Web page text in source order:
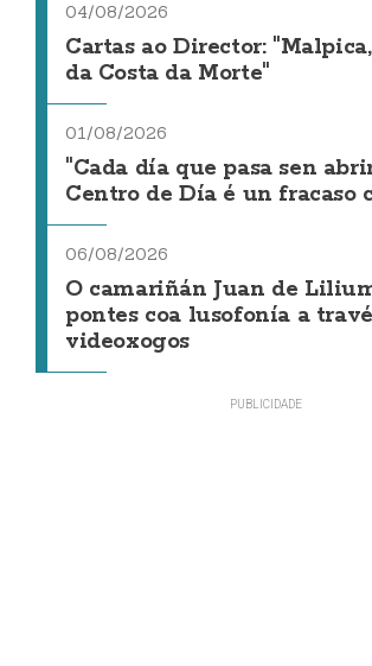
04/08/2026
Cartas ao Director:
da Costa da Morte"
01/08/2026
"Cada día que pasa sen
Centro de Día é un fracaso
06/08/2026
O camariñán Juan de
pontes coa lusofonía a
videoxogos